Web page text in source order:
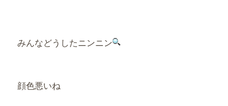
みんなどうしたニンニン
顔色悪いね